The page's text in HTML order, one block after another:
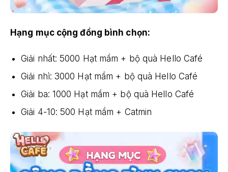
Hạng mục cộng đồng bình chọn:
Giải nhất: 5000 Hạt mầm + bộ quà Hello Café
Giải nhì: 3000 Hạt mầm + bộ quà Hello Café
Giải ba: 1000 Hạt mầm + bộ quà Hello Café
Giải 4-10: 500 Hạt mầm + Catmin